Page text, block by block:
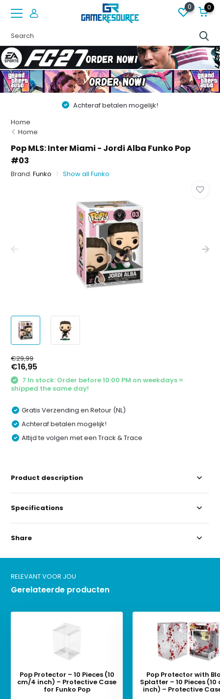
0 0
Achteraf betalen mogelijk!
Home
Home
Pop MLS: Inter Miami - Jordi Alba Funko Pop
#03
Brand:Funko Show all Funko
€29,99
€16,95
7 In stock: Order before 10:00 PM on weekdays =
shipped the same day!
Gratis Verzending en Retour (NL)
Achteraf betalen mogelijk!
Altijd te volgen met een Track & Trace
Product description
Specifications
Share
RELEVANT VOOR JOU
Gerelateerde producten
Pop Protector – 10 Pieces (10
cm/4 inch) – Protective Case
for Funko Pop
Pop Protector with
Splatter – 10 Pieces
inch) – Protective